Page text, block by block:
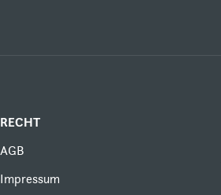
RECHT
AGB
Impressum